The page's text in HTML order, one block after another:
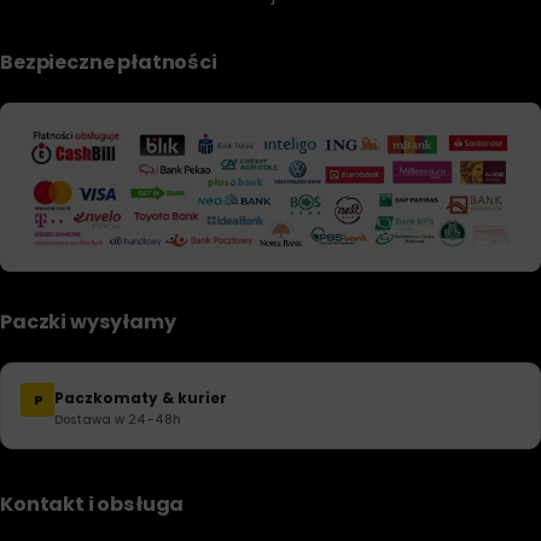
51524 lub inne odpowiednie specyfikacje. Jak zawsze,
ważne jest, aby kierować się zaleceniami producenta
sprzętu przy wyborze odpowiedniego oleju.
Bezpieczne płatności
Paczki wysyłamy
P Paczkomaty & kurier
Dostawa w 24–48h
Kontakt i obsługa